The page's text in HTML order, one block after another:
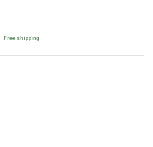
Free shipping